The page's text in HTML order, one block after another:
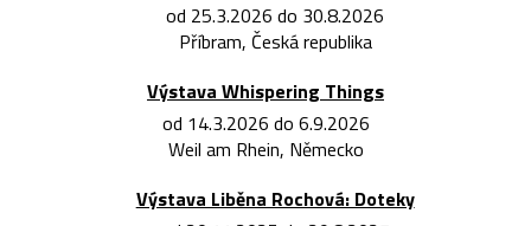
od 25.3.2026 do 30.8.2026
Příbram, Česká republika
Výstava Whispering Things
od 14.3.2026 do 6.9.2026
Weil am Rhein, Německo
Výstava Liběna Rochová: Doteky